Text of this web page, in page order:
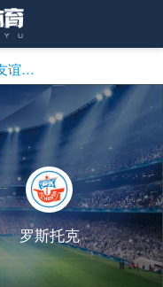
球会友谊直播
罗斯托克